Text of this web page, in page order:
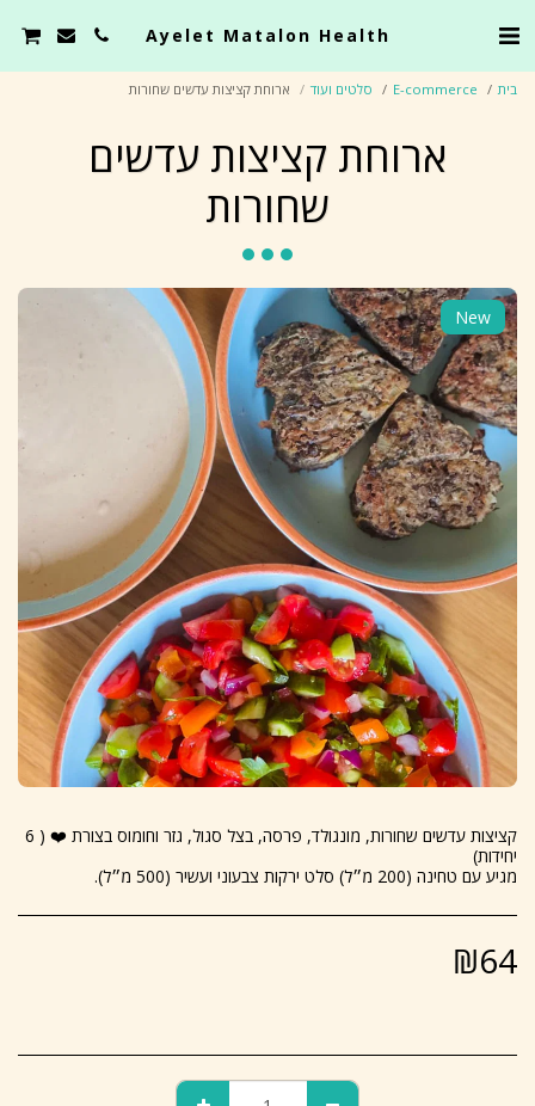
Ayelet Matalon Health
בית E-commerce סלטים ועוד ארוחת קציצות עדשים שחורות
ארוחת קציצות עדשים
שחורות
New
קציצות עדשים שחורות, מונגולד, פרסה, בצל סגול, גזר וחומוס בצורת ❤️ ( 6
מגיע עם טחינה (200 מ״ל) סלט ירקות צבעוני ועשיר (500 מ״ל).
₪64